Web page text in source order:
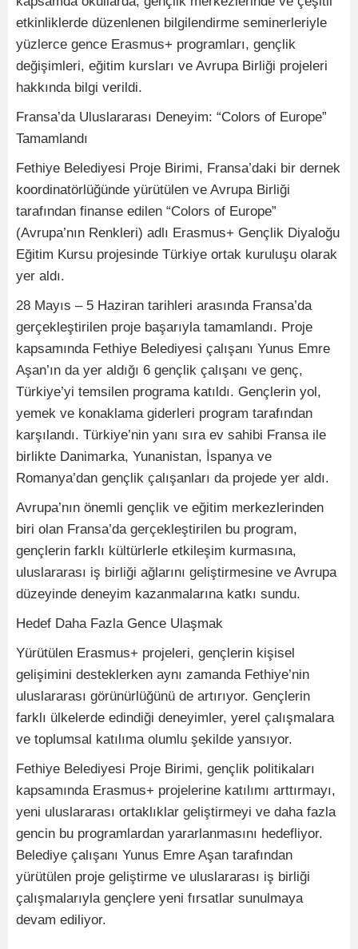
etkinliklerde düzenlenen bilgilendirme seminerleriyle
yüzlerce gence Erasmus+ programları, gençlik
değişimleri, eğitim kursları ve Avrupa Birliği projeleri
hakkında bilgi verildi.
Fransa’da Uluslararası Deneyim: “Colors of Europe”
Tamamlandı
Fethiye Belediyesi Proje Birimi, Fransa’daki bir dernek
koordinatörlüğünde yürütülen ve Avrupa Birliği
tarafından finanse edilen “Colors of Europe”
(Avrupa’nın Renkleri) adlı Erasmus+ Gençlik Diyaloğu
Eğitim Kursu projesinde Türkiye ortak kuruluşu olarak
yer aldı.
28 Mayıs – 5 Haziran tarihleri arasında Fransa’da
gerçekleştirilen proje başarıyla tamamlandı. Proje
kapsamında Fethiye Belediyesi çalışanı Yunus Emre
Aşan’ın da yer aldığı 6 gençlik çalışanı ve genç,
Türkiye’yi temsilen programa katıldı. Gençlerin yol,
yemek ve konaklama giderleri program tarafından
karşılandı. Türkiye’nin yanı sıra ev sahibi Fransa ile
birlikte Danimarka, Yunanistan, İspanya ve
Romanya’dan gençlik çalışanları da projede yer aldı.
Avrupa’nın önemli gençlik ve eğitim merkezlerinden
biri olan Fransa’da gerçekleştirilen bu program,
gençlerin farklı kültürlerle etkileşim kurmasına,
uluslararası iş birliği ağlarını geliştirmesine ve Avrupa
düzeyinde deneyim kazanmalarına katkı sundu.
Hedef Daha Fazla Gence Ulaşmak
Yürütülen Erasmus+ projeleri, gençlerin kişisel
gelişimini desteklerken aynı zamanda Fethiye’nin
uluslararası görünürlüğünü de artırıyor. Gençlerin
farklı ülkelerde edindiği deneyimler, yerel çalışmalara
ve toplumsal katılıma olumlu şekilde yansıyor.
Fethiye Belediyesi Proje Birimi, gençlik politikaları
kapsamında Erasmus+ projelerine katılımı arttırmayı,
yeni uluslararası ortaklıklar geliştirmeyi ve daha fazla
gencin bu programlardan yararlanmasını hedefliyor.
Belediye çalışanı Yunus Emre Aşan tarafından
yürütülen proje geliştirme ve uluslararası iş birliği
çalışmalarıyla gençlere yeni fırsatlar sunulmaya
devam ediliyor.